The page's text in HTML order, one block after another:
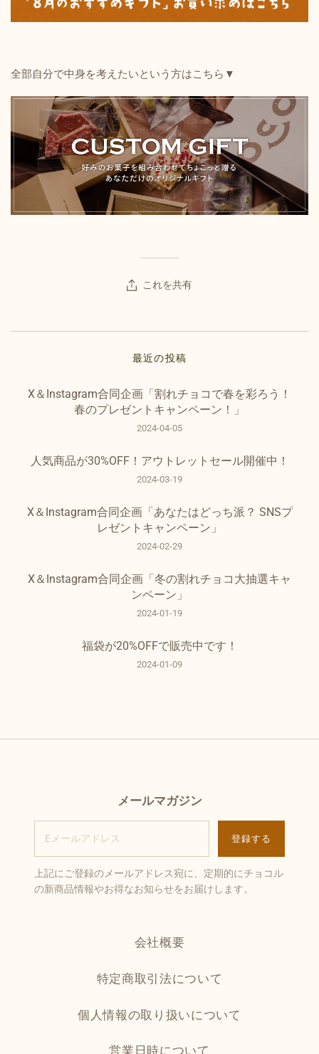
これを共有
全部自分で中身を考えたいという方はこちら▼
最近の投稿
X＆Instagram合同企画「割れチョコで春を彩ろう！
春のプレゼントキャンペーン！」
2024-04-05
人気商品が30%OFF！アウトレットセール開催中！
2024-03-19
X＆Instagram合同企画「あなたはどっち派？ SNSプ
レゼントキャンペーン」
2024-02-29
X＆Instagram合同企画「冬の割れチョコ大抽選キャ
ンペーン」
2024-01-19
福袋が20%OFFで販売中です！
2024-01-09
メールマガジン
上記にご登録のメールアドレス宛に、定期的にチョコル
の新商品情報やお得なお知らせをお届けします。
会社概要
特定商取引法について
個人情報の取り扱いについて
営業日時について